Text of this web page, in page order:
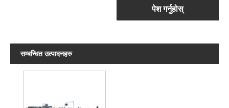
पेश गर्नुहोस्
सम्बन्धित उत्पादनहरु